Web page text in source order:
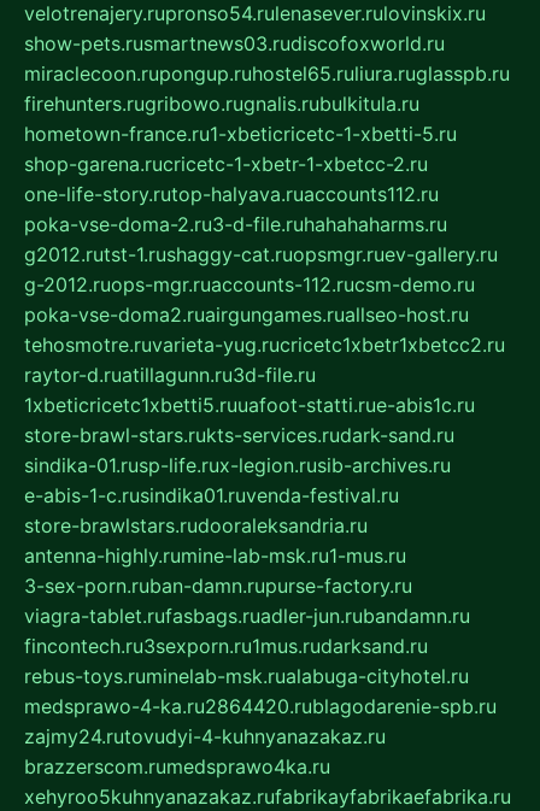
velotrenajery.rupronso54.rulenasever.rulovinskix.ru
show-pets.rusmartnews03.rudiscofoxworld.ru
miraclecoon.rupongup.ruhostel65.ruliura.ruglasspb.ru
firehunters.rugribowo.rugnalis.rubulkitula.ru
hometown-france.ru1-xbeticricetc-1-xbetti-5.ru
shop-garena.rucricetc-1-xbetr-1-xbetcc-2.ru
one-life-story.rutop-halyava.ruaccounts112.ru
poka-vse-doma-2.ru3-d-file.ruhahahaharms.ru
g2012.rutst-1.rushaggy-cat.ruopsmgr.ruev-gallery.ru
g-2012.ruops-mgr.ruaccounts-112.rucsm-demo.ru
poka-vse-doma2.ruairgungames.ruallseo-host.ru
tehosmotre.ruvarieta-yug.rucricetc1xbetr1xbetcc2.ru
raytor-d.ruatillagunn.ru3d-file.ru
1xbeticricetc1xbetti5.ruuafoot-statti.rue-abis1c.ru
store-brawl-stars.rukts-services.rudark-sand.ru
sindika-01.rusp-life.rux-legion.rusib-archives.ru
e-abis-1-c.rusindika01.ruvenda-festival.ru
store-brawlstars.rudooraleksandria.ru
antenna-highly.rumine-lab-msk.ru1-mus.ru
3-sex-porn.ruban-damn.rupurse-factory.ru
viagra-tablet.rufasbags.ruadler-jun.rubandamn.ru
fincontech.ru3sexporn.ru1mus.rudarksand.ru
rebus-toys.ruminelab-msk.rualabuga-cityhotel.ru
medsprawo-4-ka.ru2864420.rublagodarenie-spb.ru
zajmy24.rutovudyi-4-kuhnyanazakaz.ru
brazzerscom.rumedsprawo4ka.ru
xehyroo5kuhnyanazakaz.rufabrikayfabrikaefabrika.ru